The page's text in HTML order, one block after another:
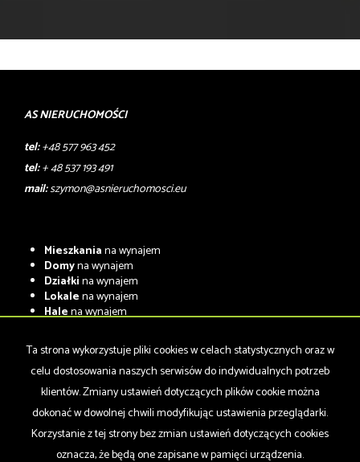
AS NIERUCHOMOŚCI
tel:+48 577 963 452
tel:+ 48 537 193 491
mail:szymon@asnieruchomosci.eu
Mieszkaniana wynajem
Domyna wynajem
Działkina wynajem
Lokalena wynajem
Halena wynajem
Mieszkaniana sprzedaż
Domyna sprzedaż
Działki
na sprzedaż
Lokalena sprzedaż
Halena sprzedaż
Obiektyna sprzedaż
Ta strona wykorzystuje pliki cookies w celach statystycznych oraz w
celu dostosowania naszych serwisów do indywidualnych potrzeb
klientów. Zmiany ustawień dotyczących plików cookie można
dokonać w dowolnej chwili modyfikując ustawienia przeglądarki.
Korzystanie z tej strony bez zmian ustawień dotyczących cookies
oznacza, że będą one zapisane w pamięci urządzenia.